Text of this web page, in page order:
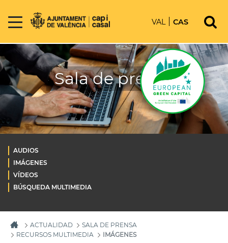
VAL CAS
Sala de prensa
AUDIOS
IMÁGENES
VÍDEOS
BÚSQUEDA MULTIMEDIA
ACTUALIDAD
SALA DE PRENSA
RECURSOS MULTIMEDIA
IMÁGENES